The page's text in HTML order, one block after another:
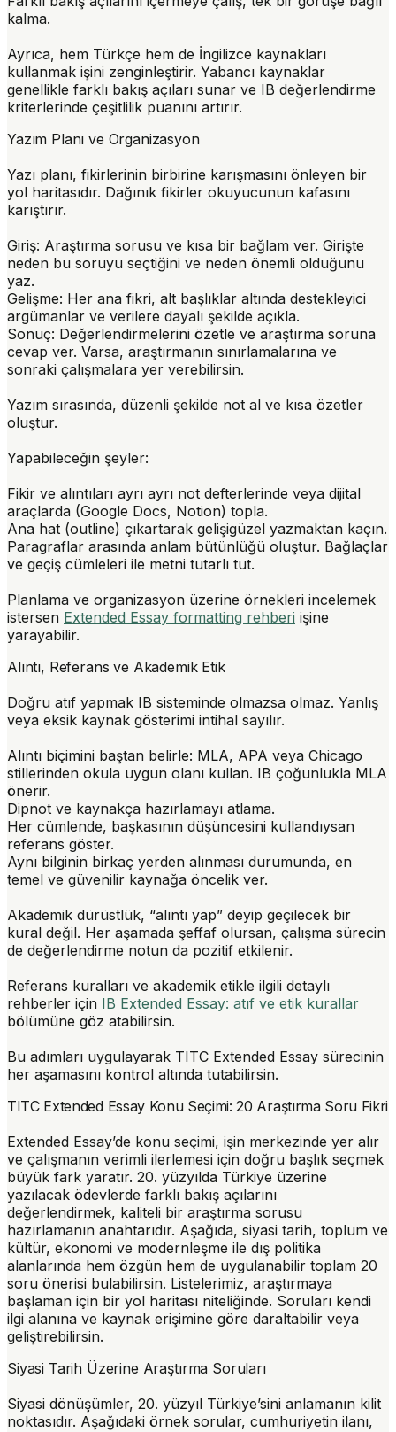
kalma.
Ayrıca, hem Türkçe hem de İngilizce kaynakları
kullanmak işini zenginleştirir. Yabancı kaynaklar
genellikle farklı bakış açıları sunar ve IB değerlendirme
kriterlerinde çeşitlilik puanını artırır.
Yazım Planı ve Organizasyon
Yazı planı, fikirlerinin birbirine karışmasını önleyen bir
yol haritasıdır. Dağınık fikirler okuyucunun kafasını
karıştırır.
Giriş: Araştırma sorusu ve kısa bir bağlam ver. Girişte
neden bu soruyu seçtiğini ve neden önemli olduğunu
yaz.
Gelişme: Her ana fikri, alt başlıklar altında destekleyici
argümanlar ve verilere dayalı şekilde açıkla.
Sonuç: Değerlendirmelerini özetle ve araştırma soruna
cevap ver. Varsa, araştırmanın sınırlamalarına ve
sonraki çalışmalara yer verebilirsin.
Yazım sırasında, düzenli şekilde not al ve kısa özetler
oluştur.
Yapabileceğin şeyler:
Fikir ve alıntıları ayrı ayrı not defterlerinde veya dijital
araçlarda (Google Docs, Notion) topla.
Ana hat (outline) çıkartarak gelişigüzel yazmaktan kaçın.
Paragraflar arasında anlam bütünlüğü oluştur. Bağlaçlar
ve geçiş cümleleri ile metni tutarlı tut.
Planlama ve organizasyon üzerine örnekleri incelemek
istersen Extended Essay formatting rehberi işine
yarayabilir.
Alıntı, Referans ve Akademik Etik
Doğru atıf yapmak IB sisteminde olmazsa olmaz. Yanlış
veya eksik kaynak gösterimi intihal sayılır.
Alıntı biçimini baştan belirle: MLA, APA veya Chicago
stillerinden okula uygun olanı kullan. IB çoğunlukla MLA
önerir.
Dipnot ve kaynakça hazırlamayı atlama.
Her cümlende, başkasının düşüncesini kullandıysan
referans göster.
Aynı bilginin birkaç yerden alınması durumunda, en
temel ve güvenilir kaynağa öncelik ver.
Akademik dürüstlük, “alıntı yap” deyip geçilecek bir
kural değil. Her aşamada şeffaf olursan, çalışma sürecin
de değerlendirme notun da pozitif etkilenir.
Referans kuralları ve akademik etikle ilgili detaylı
rehberler için IB Extended Essay: atıf ve etik kurallar
bölümüne göz atabilirsin.
Bu adımları uygulayarak TITC Extended Essay sürecinin
her aşamasını kontrol altında tutabilirsin.
TITC Extended Essay Konu Seçimi: 20 Araştırma Soru Fikri
Extended Essay’de konu seçimi, işin merkezinde yer alır
ve çalışmanın verimli ilerlemesi için doğru başlık seçmek
büyük fark yaratır. 20. yüzyılda Türkiye üzerine
yazılacak ödevlerde farklı bakış açılarını
değerlendirmek, kaliteli bir araştırma sorusu
hazırlamanın anahtarıdır. Aşağıda, siyasi tarih, toplum ve
kültür, ekonomi ve modernleşme ile dış politika
alanlarında hem özgün hem de uygulanabilir toplam 20
soru önerisi bulabilirsin. Listelerimiz, araştırmaya
başlaman için bir yol haritası niteliğinde. Soruları kendi
ilgi alanına ve kaynak erişimine göre daraltabilir veya
geliştirebilirsin.
Siyasi Tarih Üzerine Araştırma Soruları
Siyasi dönüşümler, 20. yüzyıl Türkiye’sini anlamanın kilit
noktasıdır. Aşağıdaki örnek sorular, cumhuriyetin ilanı,